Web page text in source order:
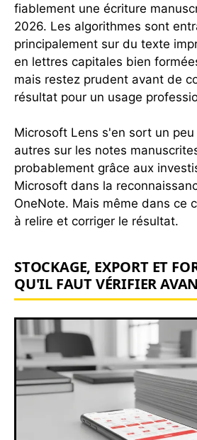
fiablement une écriture
2026. Les algorithmes sont
principalement sur du texte
en lettres capitales bien
mais restez prudent avant de
résultat pour un usage
Microsoft Lens s'en sort un
autres sur les notes
probablement grâce aux
Microsoft dans la
OneNote. Mais même dans ce
à relire et corriger le résultat.
STOCKAGE, EXPORT ET
QU'IL FAUT VÉRIFIER